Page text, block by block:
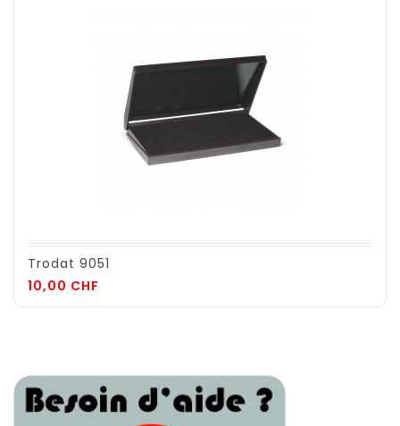
Trodat 9051
10,00 CHF